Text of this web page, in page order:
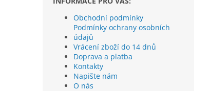
Obchodní podmínky
Podmínky ochrany osobních
údajů
Vrácení zboží do 14 dnů
Doprava a platba
Kontakty
Napište nám
O nás